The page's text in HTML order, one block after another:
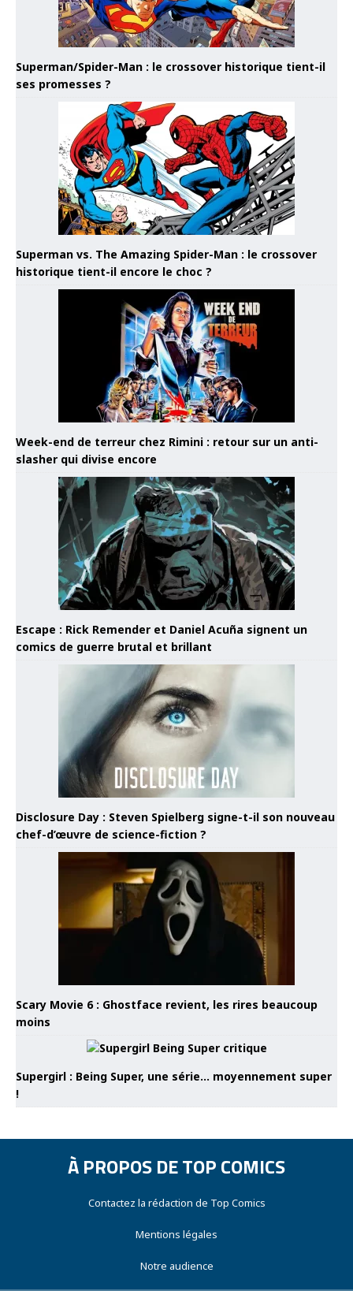
Superman/Spider-Man : le crossover historique tient-il
ses promesses ?
Superman vs. The Amazing Spider-Man : le crossover
historique tient-il encore le choc ?
Week-end de terreur chez Rimini : retour sur un anti-
slasher qui divise encore
Escape : Rick Remender et Daniel Acuña signent un
comics de guerre brutal et brillant
Disclosure Day : Steven Spielberg signe-t-il son nouveau
chef-d’œuvre de science-fiction ?
Scary Movie 6 : Ghostface revient, les rires beaucoup
moins
Supergirl : Being Super, une série… moyennement super
!
À PROPOS DE TOP COMICS
Contactez la rédaction de Top Comics
Mentions légales
Notre audience